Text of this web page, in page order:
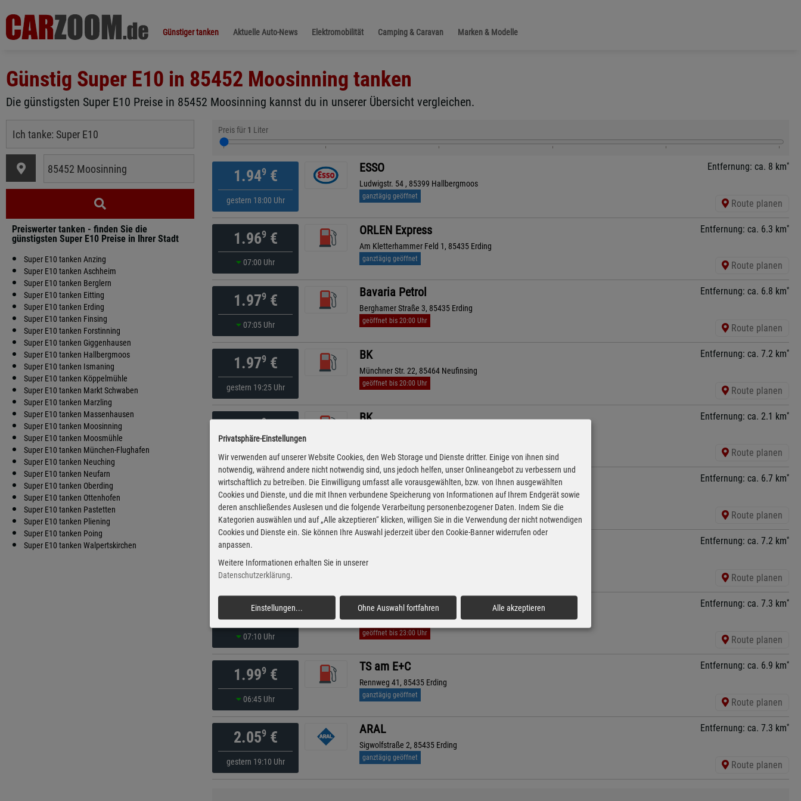
Günstiger tanken Aktuelle Auto-News Elektromobilität Camping & Caravan Marken & Modelle
Günstig Super E10 in 85452 Moosinning tanken
Die günstigsten Super E10 Preise in 85452 Moosinning kannst du in unserer Übersicht vergleichen.
Preiswerter tanken - finden Sie die
günstigsten Super E10 Preise in Ihrer Stadt
Super E10 tanken Anzing
Super E10 tanken Aschheim
Super E10 tanken Berglern
Super E10 tanken Eitting
Super E10 tanken Erding
Super E10 tanken Finsing
Super E10 tanken Forstinning
Super E10 tanken Giggenhausen
Super E10 tanken Hallbergmoos
Super E10 tanken Ismaning
Super E10 tanken Köppelmühle
Super E10 tanken Markt Schwaben
Super E10 tanken Marzling
Super E10 tanken Massenhausen
Super E10 tanken Moosinning
Super E10 tanken Moosmühle
Super E10 tanken München-Flughafen
Super E10 tanken Neuching
Super E10 tanken Neufarn
Super E10 tanken Oberding
Super E10 tanken Ottenhofen
Super E10 tanken Pastetten
Super E10 tanken Pliening
Super E10 tanken Poing
Super E10 tanken Walpertskirchen
Preis für 1 Liter
1.949€
gestern 18:00 Uhr
ESSO
Ludwigstr. 54 , 85399 Hallbergmoos
ganztägig geöffnet
Entfernung: ca. 8 km*
Route planen
1.969€
07:00 Uhr
ORLEN Express
Am Kletterhammer Feld 1, 85435 Erding
ganztägig geöffnet
Entfernung: ca. 6.3 km*
Route planen
1.979€
07:05 Uhr
Bavaria Petrol
Berghamer Straße 3, 85435 Erding
geöffnet bis 20:00 Uhr
Entfernung: ca. 6.8 km*
Route planen
1.979€
gestern 19:25 Uhr
BK
Münchner Str. 22, 85464 Neufinsing
geöffnet bis 20:00 Uhr
Entfernung: ca. 7.2 km*
Route planen
1.989€ BK Entfernung: ca. 2.1 km*
Route planen
1.989€
gestern 19:25 Uhr
ESSO
Erdinger Str. 5 , 85464 Finsing
geöffnet bis 20:00 Uhr
Entfernung: ca. 6.7 km*
Route planen
1.98
vor 60 Minuten
ESSO Entfernung: ca. 7.2 km*
Route planen
1.989€
07:10 Uhr
Shell
Muenchener Str. 42, 85435 Erding
geöffnet bis 23:00 Uhr
Entfernung: ca. 7.3 km*
Route planen
1.999€
06:45 Uhr
TS am E+C
Rennweg 41, 85435 Erding
ganztägig geöffnet
Entfernung: ca. 6.9 km*
Route planen
2.059€
gestern 19:10 Uhr
ARAL
Sigwolfstraße 2, 85435 Erding
ganztägig geöffnet
Entfernung: ca. 7.3 km*
Route planen
Privatsphäre-Einstellungen
Wir verwenden auf unserer Website Cookies, den Web Storage und Dienste dritter. Einige von ihnen sind
notwendig, während andere nicht notwendig sind, uns jedoch helfen, unser Onlineangebot zu verbessern und
wirtschaftlich zu betreiben. Die Einwilligung umfasst alle vorausgewählten, bzw. von Ihnen ausgewählten
Cookies und Dienste, und die mit Ihnen verbundene Speicherung von Informationen auf Ihrem Endgerät sowie
deren anschließendes Auslesen und die folgende Verarbeitung personenbezogener Daten. Indem Sie die
Kategorien auswählen und auf „Alle akzeptieren“ klicken, willigen Sie in die Verwendung der nicht notwendigen
Cookies und Dienste ein. Sie können Ihre Auswahl jederzeit über den Cookie-Banner widerrufen oder
anpassen.
Weitere Informationen erhalten Sie in unserer
Datenschutzerklärung.
Einstellungen... Ohne Auswahl fortfahren Alle akzeptieren